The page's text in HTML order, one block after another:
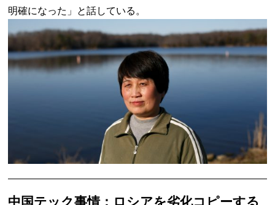
明確になった」と話している。
中国テック事情：ロシアを劣化コピーする